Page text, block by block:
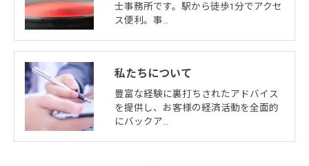
士事務所です。駅から徒歩1分でアクセ
ス便利。事…
私たちについて
豊富な経験に裏打ちされたアドバイス
を提供し、お客様の経済活動を全面的
にバックア…